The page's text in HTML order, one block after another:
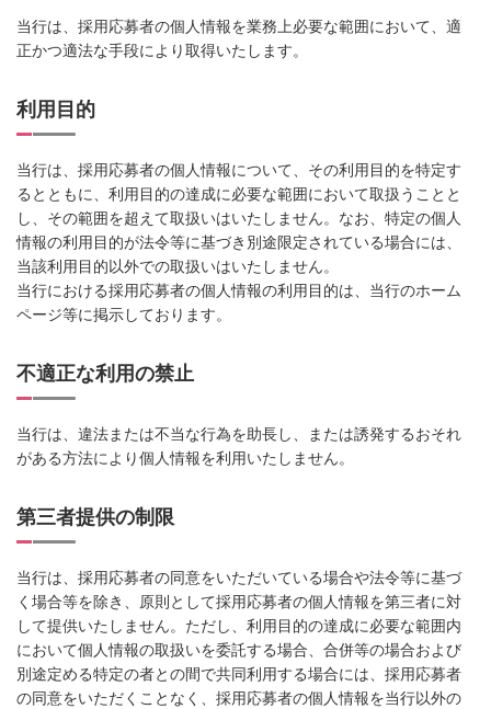
当行は、採用応募者の個人情報を業務上必要な範囲において、適
正かつ適法な手段により取得いたします。
利用目的
当行は、採用応募者の個人情報について、その利用目的を特定す
るとともに、利用目的の達成に必要な範囲において取扱うことと
し、その範囲を超えて取扱いはいたしません。なお、特定の個人
情報の利用目的が法令等に基づき別途限定されている場合には、
当該利用目的以外での取扱いはいたしません。
当行における採用応募者の個人情報の利用目的は、当行のホーム
ページ等に掲示しております。
不適正な利用の禁止
当行は、違法または不当な行為を助長し、または誘発するおそれ
がある方法により個人情報を利用いたしません。
第三者提供の制限
当行は、採用応募者の同意をいただいている場合や法令等に基づ
く場合等を除き、原則として採用応募者の個人情報を第三者に対
して提供いたしません。ただし、利用目的の達成に必要な範囲内
において個人情報の取扱いを委託する場合、合併等の場合および
別途定める特定の者との間で共同利用する場合には、採用応募者
の同意をいただくことなく、採用応募者の個人情報を当行以外の